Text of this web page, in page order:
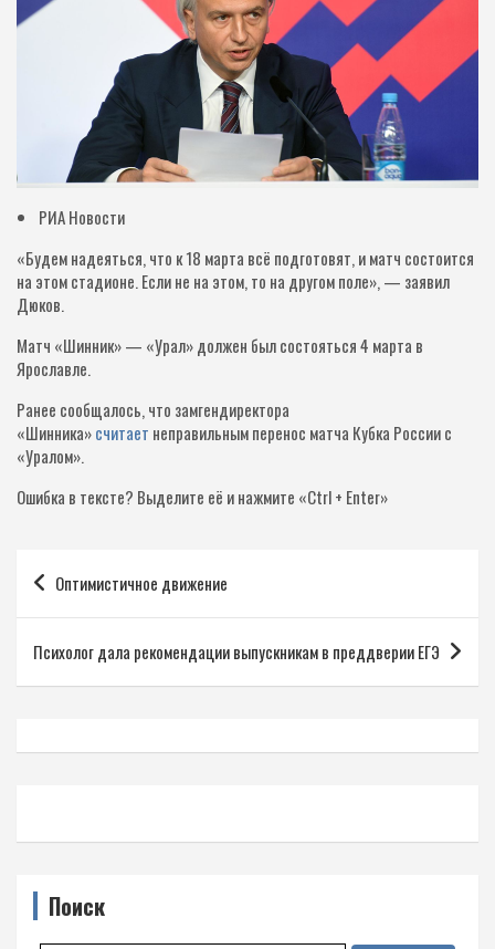
РИА Новости
«Будем надеяться, что к 18 марта всё подготовят, и матч состоится
на этом стадионе. Если не на этом, то на другом поле», — заявил
Дюков.
Матч «Шинник» — «Урал» должен был состояться 4 марта в
Ярославле.
Ранее сообщалось, что замгендиректора
«Шинника»считает неправильным перенос матча Кубка России с
«Уралом».
Ошибка в тексте? Выделите её и нажмите «Ctrl + Enter»
Навигация
по
записям
Оптимистичное движение
Психолог дала рекомендации выпускникам в преддверии ЕГЭ
Поиск